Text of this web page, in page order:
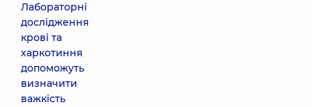
Лабораторні
дослідження
крові та
харкотиння
допоможуть
визначити
важкість